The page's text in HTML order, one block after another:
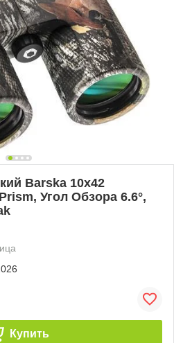
Barska 10x42
Угол Обзора 6.6°,
Купить